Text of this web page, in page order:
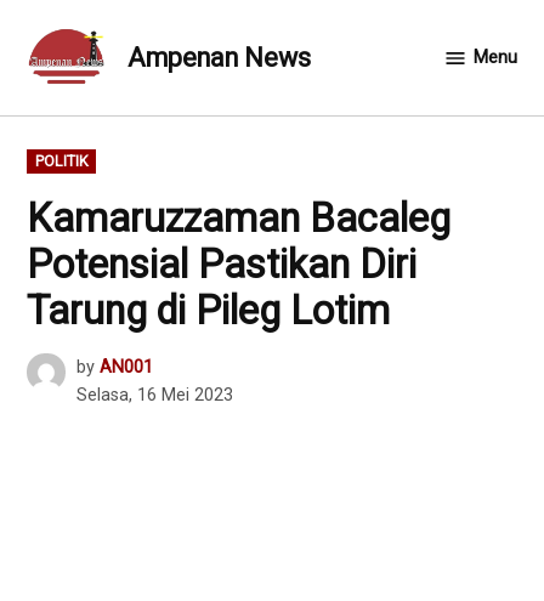
content
Ampenan News Menu
POSTED
IN
POLITIK
Kamaruzzaman Bacaleg
Potensial Pastikan Diri
Tarung di Pileg Lotim
by AN001
Selasa, 16 Mei 2023